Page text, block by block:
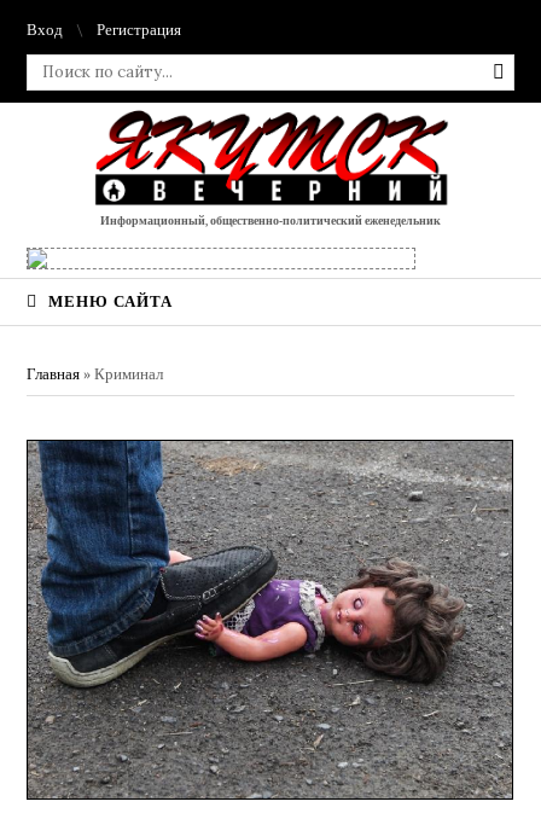
Вход Регистрация
Информационный, общественно-политический еженедельник
МЕНЮ САЙТА
Главная »Криминал